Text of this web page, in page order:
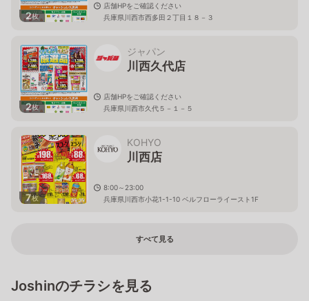
2枚
店舗HPをご確認ください
兵庫県川西市西多田２丁目１８－３
2枚
ジャパン
川西久代店
店舗HPをご確認ください
兵庫県川西市久代５－１－５
7枚
KOHYO
川西店
8:00～23:00
兵庫県川西市小花1-1-10 ベルフローライースト1F
すべて見る
Joshinのチラシを見る